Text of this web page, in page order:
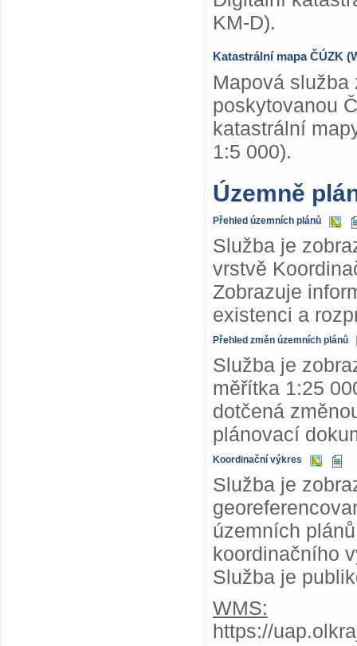
KM-D).
Katastrální mapa ČÚZK
Mapová
poskytovanou
katastrální
1:5 000).
Územně
Přehled územních plánů
Služba je
vrstvě
Zobrazuje
existenci a
Přehled změn územních plánů
Služba je
měřítka 1:25
dotčená
plánovací
Koordinační výkres
Služba je
územních
koordinačního
Služba je
WMS:
https://